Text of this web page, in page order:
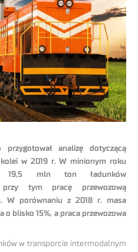
przygotował analizę dotyczącą
w 2019 r. W minionym roku
19,5 mln ton ładunków
przy tym pracę przewozową
W porównaniu z 2018 r. masa
o blisko 15%, a praca przewozowa
w transporcie intermodalnym